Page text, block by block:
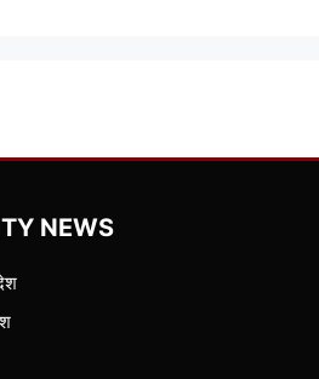
NEWS